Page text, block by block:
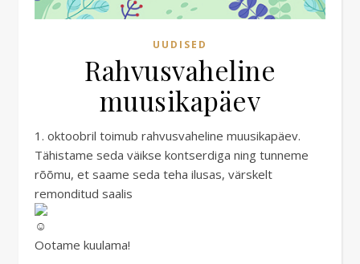
UUDISED
Rahvusvaheline
muusikapäev
1. oktoobril toimub rahvusvaheline muusikapäev.
Tähistame seda väikse kontserdiga ning tunneme
rõõmu, et saame seda teha ilusas, värskelt
remonditud saalis
Ootame kuulama!